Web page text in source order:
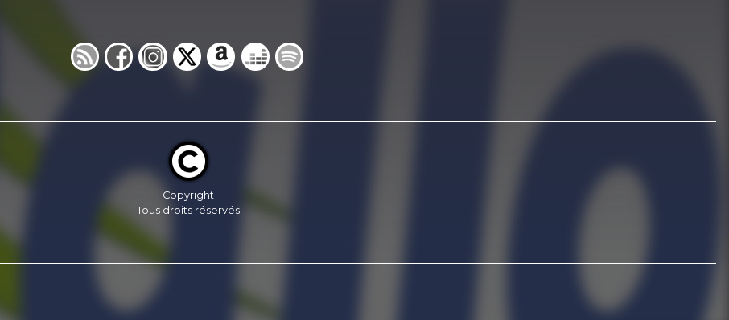
Copyright
Tous droits réservés